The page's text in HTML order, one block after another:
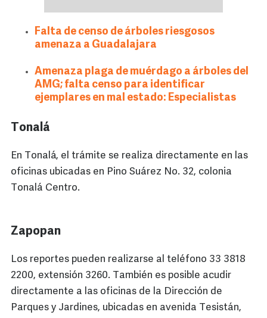
Falta de censo de árboles riesgosos
amenaza a Guadalajara
Amenaza plaga de muérdago a árboles del
AMG; falta censo para identificar
ejemplares en mal estado: Especialistas
Tonalá
En Tonalá, el trámite se realiza directamente en las
oficinas ubicadas en Pino Suárez No. 32, colonia
Tonalá Centro.
Zapopan
Los reportes pueden realizarse al teléfono 33 3818
2200, extensión 3260. También es posible acudir
directamente a las oficinas de la Dirección de
Parques y Jardines, ubicadas en avenida Tesistán,